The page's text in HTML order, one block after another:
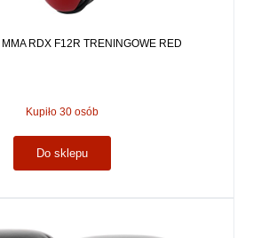
RDX F12R TRENINGOWE RED
Kupiło 30 osób
Do sklepu